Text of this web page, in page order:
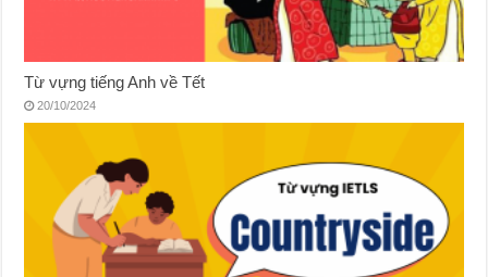
Từ vựng tiếng Anh về Tết
20/10/2024